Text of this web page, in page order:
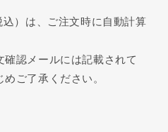
）は、ご注文時に自動計算
認メールには記載されて
ご了承ください。